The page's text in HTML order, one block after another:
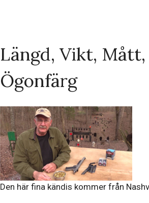
Längd, Vikt,
Ögonfärg
Den här fina kändis kommer från